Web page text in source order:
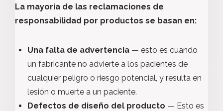
La mayoría de las reclamaciones de
responsabilidad por productos se basan en:
Una falta de advertencia — esto es cuando
un fabricante no advierte a los pacientes de
cualquier peligro o riesgo potencial, y resulta en
lesión o muerte a un paciente.
Defectos de diseño del producto — Esto es